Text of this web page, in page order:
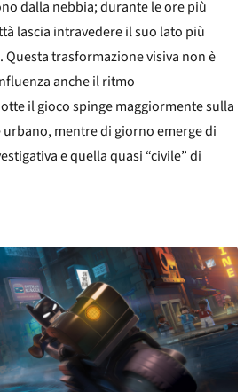
dalla nebbia; durante le ore più
lascia intravedere il suo lato più
Questa trasformazione visiva non è
anche il ritmo
il gioco spinge maggiormente sulla
mentre di giorno emerge di
e quella quasi “civile” di